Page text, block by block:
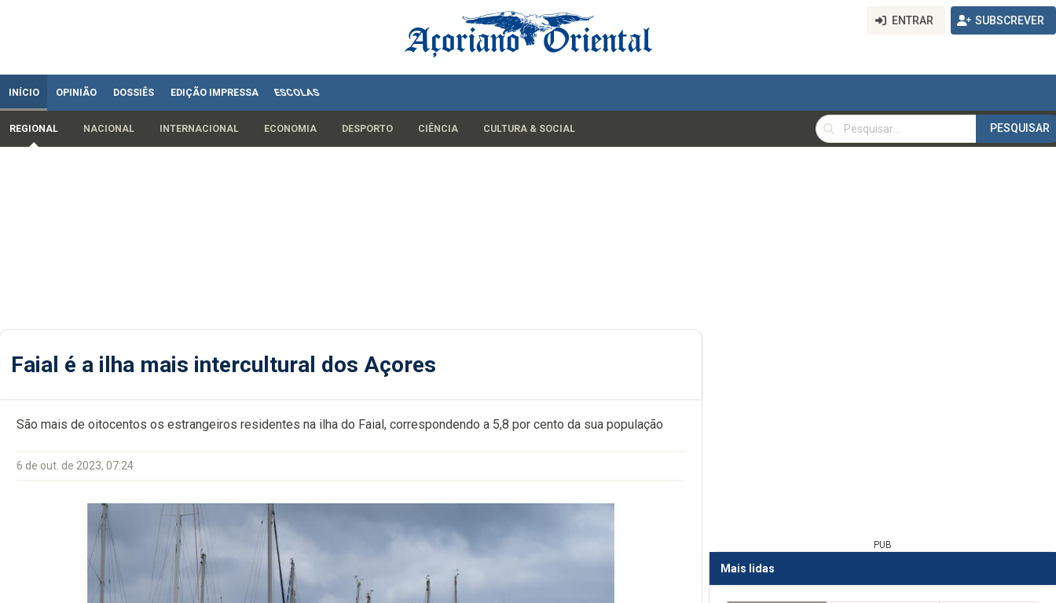
ENTRAR SUBSCREVER
INÍCIO OPINIÃO DOSSIÊS EDIÇÃO IMPRESSA ESCOLAS
REGIONAL NACIONAL INTERNACIONAL ECONOMIA DESPORTO CIÊNCIA CULTURA & SOCIAL
PESQUISAR
PESQUISAR
Faial é a ilha mais intercultural dos Açores
São mais de oitocentos os estrangeiros residentes na ilha do Faial, correspondendo a 5,8 por cento da sua população
6 de out. de 2023, 07:24
PUB
Mais lidas